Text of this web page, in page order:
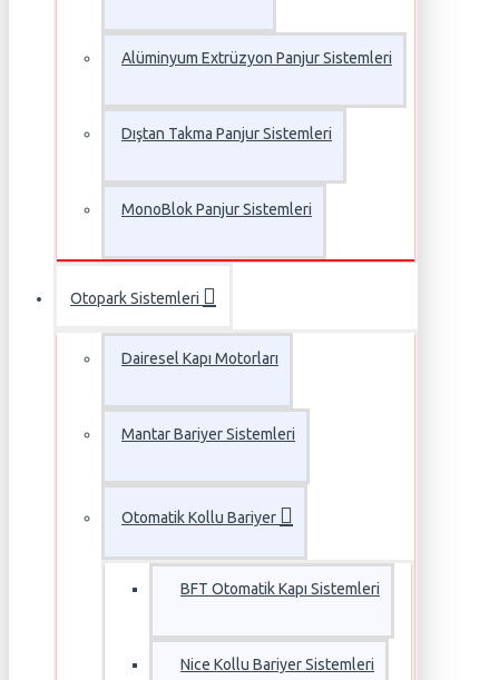
Alüminyum Extrüzyon Panjur Sistemleri
Dıştan Takma Panjur Sistemleri
MonoBlok Panjur Sistemleri
Otopark Sistemleri
Dairesel Kapı Motorları
Mantar Bariyer Sistemleri
Otomatik Kollu Bariyer
BFT Otomatik Kapı Sistemleri
Nice Kollu Bariyer Sistemleri